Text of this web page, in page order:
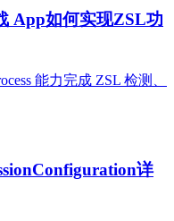
App如何实现ZSL功
能力完成 ZSL 检测、
详